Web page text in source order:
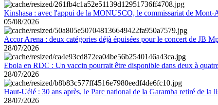
Kinshasa : avec l'appui de la MONUSCO, le commissariat de Mont-
05/08/2026
Accor Arena : deux catégories déjà épuisées pour le concert de JB
28/07/2026
Ebola en RDC : Un vaccin pourrait être disponible dans deux à
28/07/2026
Haut-Uélé : 30 ans après, le Parc national de la Garamba retiré de la
28/07/2026